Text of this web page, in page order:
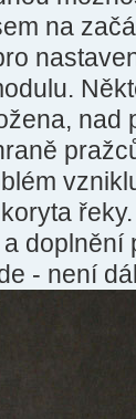
na
nad
doplnění
- není